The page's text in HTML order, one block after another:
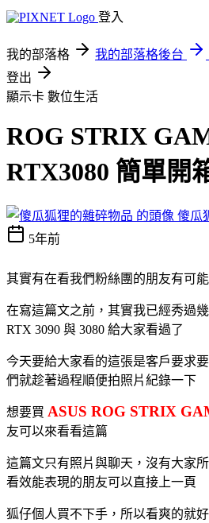
登入
我的部落格 我的部落格後台
登出
顯示卡 數位生活
ROG STRIX
RTX3080 簡單開
傻瓜
5年前
其實有在看我們粉絲團的朋友有可
在寫這篇文之前，其實我已經秀過
RTX 3090 與 3080 給大家看過了
今天要給大家看的這張是客戶要求
們就趁著過程順便拍照片紀錄一下
想要買 ASUS ROG STRIX
友可以來看看這篇
這篇文只有照片與聊天，沒有大家
看效能表現的朋友可以直接上一頁
狐仔個人買不下手，所以看爽的就